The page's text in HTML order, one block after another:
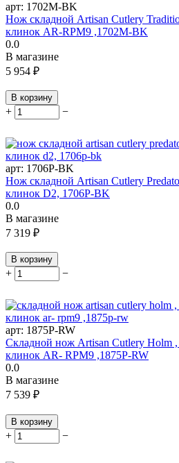
арт: 1702M-BK
Нож складной Artisan Cutlery
клинок AR-RPM9 ,1702M-BK
0.0
В магазине
5 954 ₽
В корзину
+ −
арт: 1706P-BK
Нож складной Artisan Cutlery
клинок D2, 1706P-BK
0.0
В магазине
7 319 ₽
В корзину
+ −
арт: 1875P-RW
Складной нож Artisan Cutlery Holm ,
клинок AR- RPM9 ,1875P-RW
0.0
В магазине
7 539 ₽
В корзину
+ −